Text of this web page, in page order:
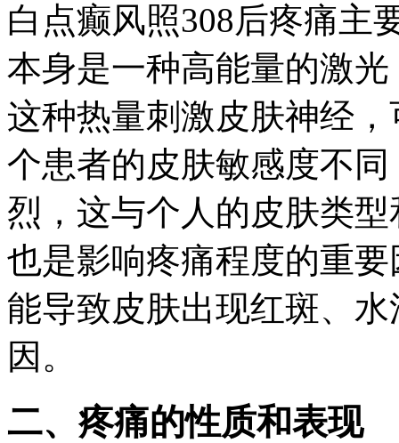
白点癫风照308后疼痛主
本身是一种高能量的激
这种热量刺激皮肤神经
个患者的皮肤敏感度不
烈，这与个人的皮肤类
也是影响疼痛程度的重
能导致皮肤出现红斑、
因。
二、疼痛的性质和表现